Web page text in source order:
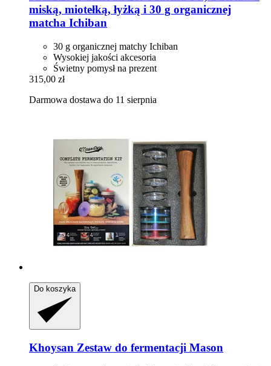
miską, miotełką, łyżką i 30 g organicznej
matcha Ichiban
30 g organicznej matchy Ichiban
Wysokiej jakości akcesoria
Świetny pomysł na prezent
315,00 zł
Darmowa dostawa do 11 sierpnia
Do koszyka
Khoysan Zestaw do fermentacji Mason